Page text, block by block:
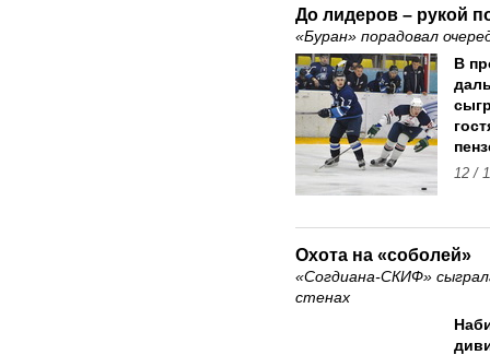
До лидеров – рукой
«Буран» порадовал
В
12 /
Охота на «соболей»
«Согдиана-СКИФ»
стенах